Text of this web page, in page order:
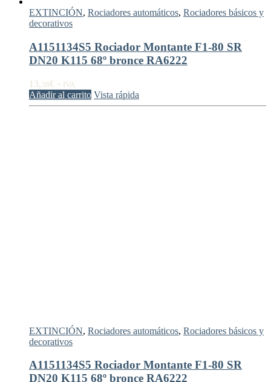
EXTINCIÓN, Rociadores automáticos, Rociadores básicos y
decorativos
A1151134S5 Rociador Montante F1-80 SR
DN20 K115 68º bronce RA6222
13,38€ + IVA
Añadir al carrito Vista rápida
EXTINCIÓN, Rociadores automáticos, Rociadores básicos y
decorativos
A1151134S5 Rociador Montante F1-80 SR
DN20 K115 68º bronce RA6222